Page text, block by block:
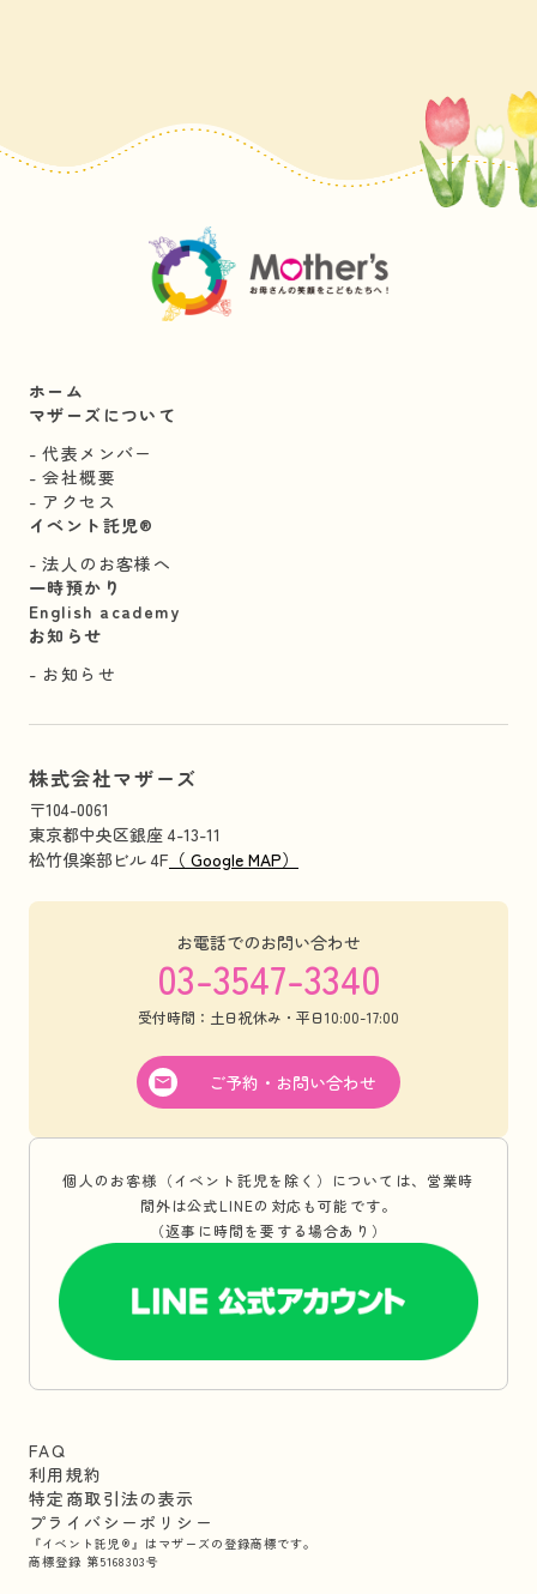
ホーム
マザーズについて
代表メンバー
会社概要
アクセス
イベント託児®︎
法人のお客様へ
一時預かり
English academy
お知らせ
お知らせ
株式会社マザーズ
〒104-0061
東京都中央区銀座 4-13-11
松竹倶楽部ビル 4F （ Google MAP）
お電話でのお問い合わせ
03-3547-3340
受付時間：土日祝休み・平日10:00-17:00
ご予約・お問い合わせ
個人のお客様（イベント託児を除く）については、営業時
間外は公式LINEの対応も可能です。
（返事に時間を要する場合あり）
FAQ
利用規約
特定商取引法の表示
プライバシーポリシー
『イベント託児®』はマザーズの登録商標です。
商標登録 第5168303号